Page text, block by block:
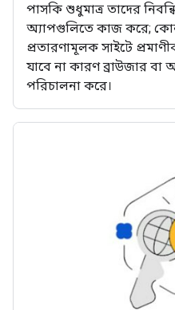
পাসকি শুধুমাত্র তাদের
অ্যাপগুলিতে কাজ করে;
প্রতারণামূলক সাইটে
যাবে না কারণ ব্রাউজার বা
পরিচালনা করে।